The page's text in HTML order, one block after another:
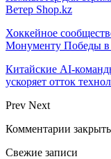
Ветер Shop.kz
Хоккейное
Монументу Победы
Китайские AI-
ускоряет отток
Prev Next
Комментарии
Свежие записи